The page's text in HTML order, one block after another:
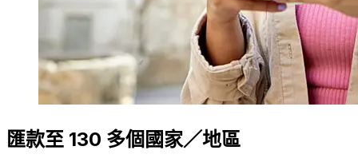
匯款至 130 多個國家／地區